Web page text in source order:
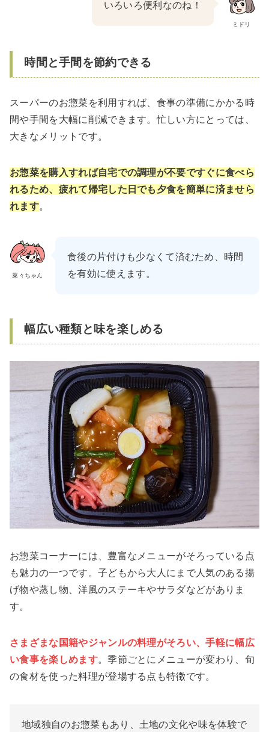
ミドリ
いろいろ便利なのね！
時間と手間を節約できる
スーパーのお惣菜を利用すれば、食事の準備にかかる時
間や手間を大幅に削減できます。忙しい方にとっては、
大きなメリットです。
お惣菜を購入すれば自宅での調理が不要ですぐに食べら
れるため、疲れて帰宅した日でも夕食を簡単に済ませら
れます。
菜々ちゃん
食後の片付けも少なくて済むため、時間
を有効に使えます。
幅広い種類と味を楽しめる
お惣菜コーナーには、豊富なメニューがそろっている点
も魅力の一つです。子どもから大人にまで人気のある揚
げ物や蒸し物、洋風のステーキやサラダなどがありま
す。
さまざまな国籍やジャンルの料理がそろい、手軽に幅広
い食事を楽しめます。季節ごとにメニューが変わり、旬
の食材を使った料理が登場する点も特徴です。
地域独自のお惣菜もあり、土地の文化や味を体験で